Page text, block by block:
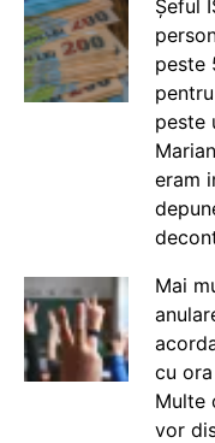
Șeful
peste
peste
eram
Mai
cu
Multe
vor